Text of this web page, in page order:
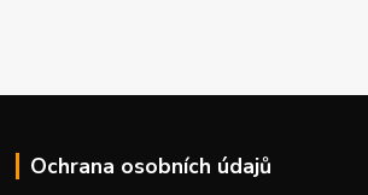
Ochrana osobních údajů